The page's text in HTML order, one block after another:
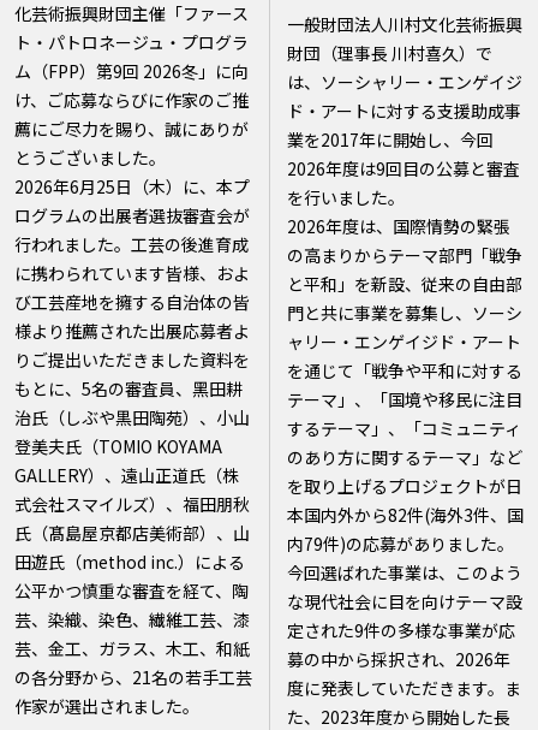
化芸術振興財団主催「ファース
ト・パトロネージュ・プログラ
ム（FPP）第9回 2026冬」に向
け、ご応募ならびに作家のご推
薦にご尽力を賜り、誠にありが
とうございました。
2026年6月25日（木）に、本プ
ログラムの出展者選抜審査会が
行われました。工芸の後進育成
に携わられています皆様、およ
び工芸産地を擁する自治体の皆
様より推薦された出展応募者よ
りご提出いただきました資料を
もとに、5名の審査員、黑田耕
治氏（しぶや黒田陶苑）、小山
登美夫氏（TOMIO KOYAMA
GALLERY）、遠山正道氏（株
式会社スマイルズ）、福田朋秋
氏（髙島屋京都店美術部）、山
田遊氏（method inc.）による
公平かつ慎重な審査を経て、陶
芸、染織、染色、繊維工芸、漆
芸、金工、ガラス、木工、和紙
の各分野から、21名の若手工芸
作家が選出されました。
一般財団法人川村文化芸術振興
財団（理事長 川村喜久）で
は、ソーシャリー・エンゲイジ
ド・アートに対する支援助成事
業を2017年に開始し、今回
2026年度は9回目の公募と審査
を行いました。
2026年度は、国際情勢の緊張
の高まりからテーマ部門「戦争
と平和」を新設、従来の自由部
門と共に事業を募集し、ソーシ
ャリー・エンゲイジド・アート
を通じて「戦争や平和に対する
テーマ」、「国境や移民に注目
するテーマ」、「コミュニティ
のあり方に関するテーマ」など
を取り上げるプロジェクトが日
本国内外から82件(海外3件、国
内79件)の応募がありました。
今回選ばれた事業は、このよう
な現代社会に目を向けテーマ設
定された9件の多様な事業が応
募の中から採択され、2026年
度に発表していただきます。ま
た、2023年度から開始した長